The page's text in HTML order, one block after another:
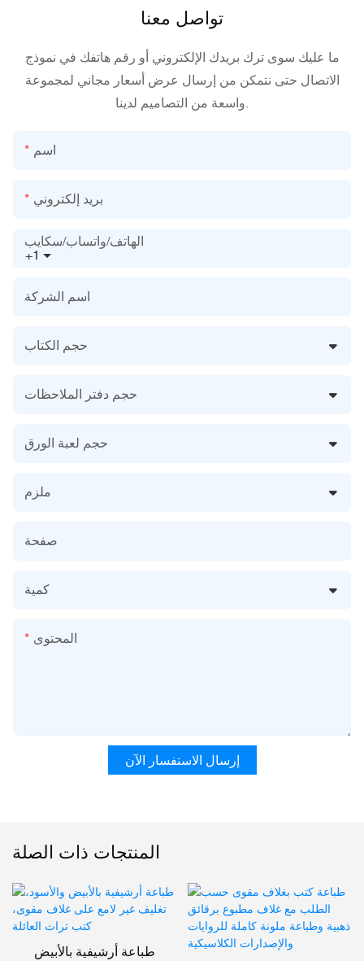
تواصل معنا
ما عليك سوى ترك بريدك الإلكتروني أو رقم هاتفك في نموذج
الاتصال حتى نتمكن من إرسال عرض أسعار مجاني لمجموعة
اسم
بريد إلكتروني
+1
الهاتف/واتساب/سكايب
اسم الشركة
حجم الكتاب
حجم دفتر الملاحظات
حجم لعبة الورق
ملزم
صفحة
كمية
المحتوى
إرسال الاستفسار الآن
المنتجات ذات الصلة